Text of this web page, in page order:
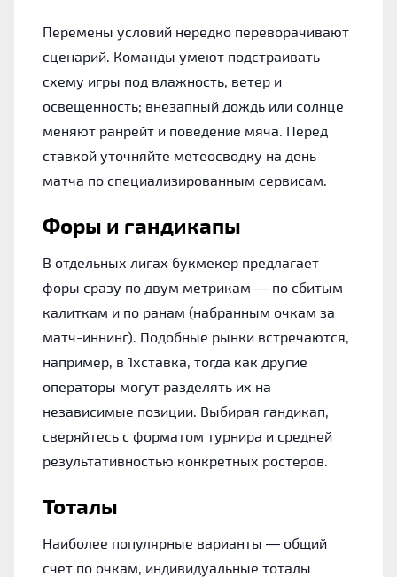
Перемены условий нередко переворачивают
сценарий. Команды умеют подстраивать
схему игры под влажность, ветер и
освещенность; внезапный дождь или солнце
меняют ранрейт и поведение мяча. Перед
ставкой уточняйте метеосводку на день
матча по специализированным сервисам.
Форы и гандикапы
В отдельных лигах букмекер предлагает
форы сразу по двум метрикам — по сбитым
калиткам и по ранам (набранным очкам за
матч-иннинг). Подобные рынки встречаются,
например, в 1хставка, тогда как другие
операторы могут разделять их на
независимые позиции. Выбирая гандикап,
сверяйтесь с форматом турнира и средней
результативностью конкретных ростеров.
Тоталы
Наиболее популярные варианты — общий
счет по очкам, индивидуальные тоталы